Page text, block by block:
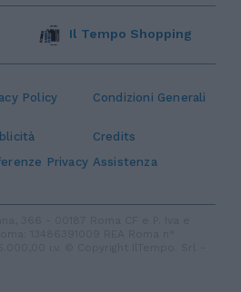
Policy Condizioni Generali
Credits
Privacy Assistenza
Il Tempo Shopping